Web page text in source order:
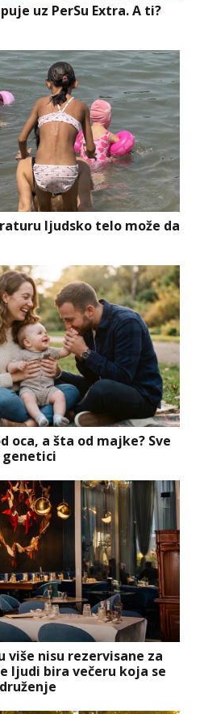
uz PerSu Extra. A ti?
ljudsko telo može da
oca, a šta od majke? Sve
više nisu rezervisane za
ljudi bira večeru koja se